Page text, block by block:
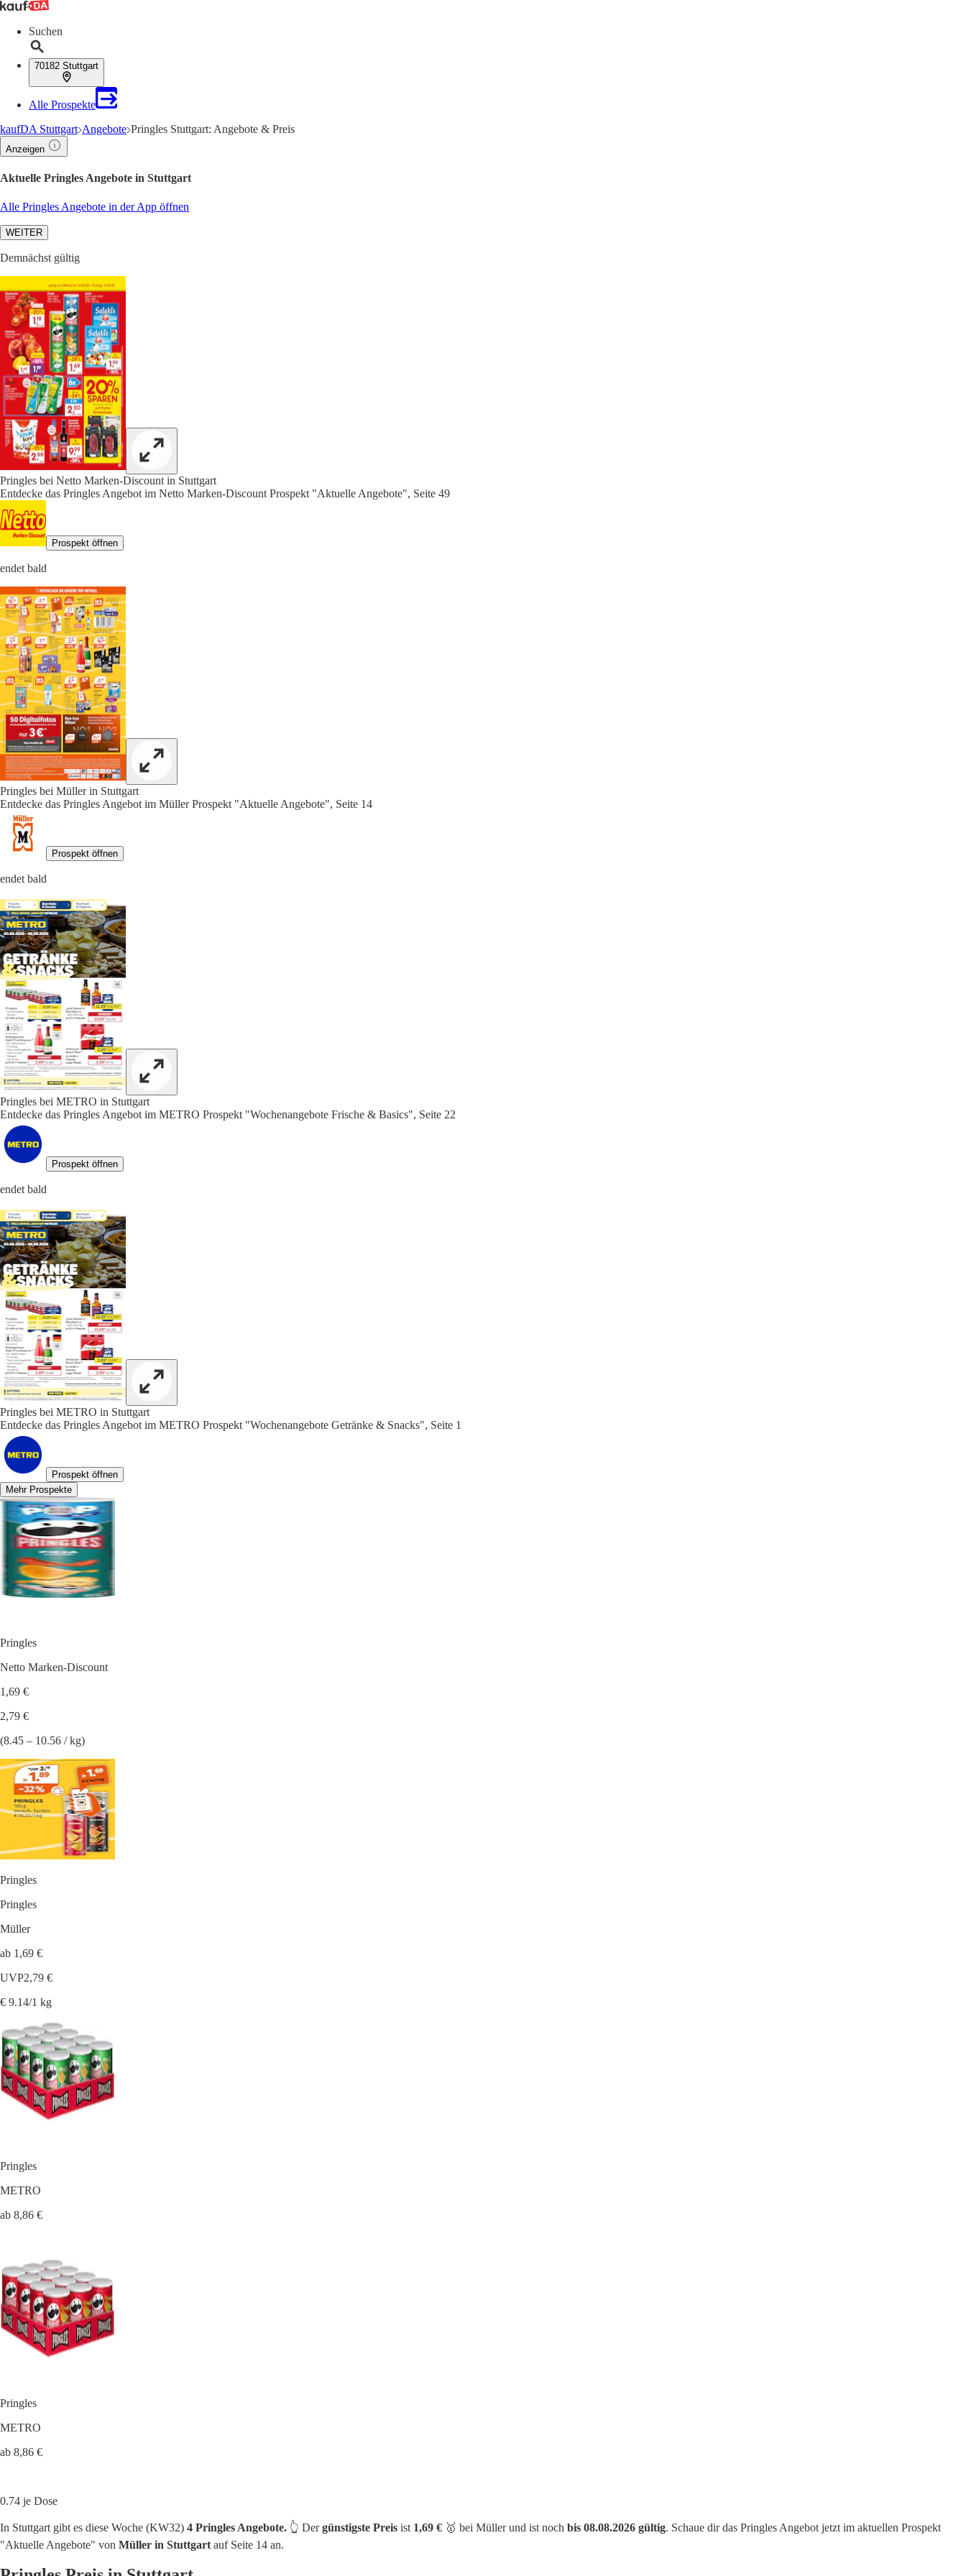
Suchen
70182 Stuttgart
Alle Prospekte
kaufDA Stuttgart Angebote Pringles Stuttgart: Angebote & Preis
Anzeigen
Aktuelle Pringles Angebote in Stuttgart
Alle Pringles Angebote in der App öffnen
WEITER
Demnächst gültig
Pringles bei Netto Marken-Discount in Stuttgart
Entdecke das Pringles Angebot im Netto Marken-Discount Prospekt "Aktuelle Angebote", Seite 49
Prospekt öffnen
endet bald
Pringles bei Müller in Stuttgart
Entdecke das Pringles Angebot im Müller Prospekt "Aktuelle Angebote", Seite 14
Prospekt öffnen
endet bald
Pringles bei METRO in Stuttgart
Entdecke das Pringles Angebot im METRO Prospekt "Wochenangebote Frische & Basics", Seite 22
Prospekt öffnen
endet bald
Pringles bei METRO in Stuttgart
Entdecke das Pringles Angebot im METRO Prospekt "Wochenangebote Getränke & Snacks", Seite 1
Prospekt öffnen
Mehr Prospekte
Pringles
Netto Marken-Discount
1,69 €
2,79 €
(8.45 – 10.56 / kg)
Pringles
Pringles
Müller
ab 1,69 €
UVP2,79 €
€ 9.14/1 kg
Pringles
METRO
ab 8,86 €
Pringles
METRO
ab 8,86 €
0.74 je Dose
In Stuttgart gibt es diese Woche (KW32) 4 Pringles Angebote. 👆 Dergünstigste Preis ist 1,69 € 🥇 bei Müller und ist noch bis 08.08.2026 gültig. Schaue dir das Pringles Angebot jetzt im aktuellen Prospekt
"Aktuelle Angebote" von Müller in Stuttgart auf Seite 14 an.